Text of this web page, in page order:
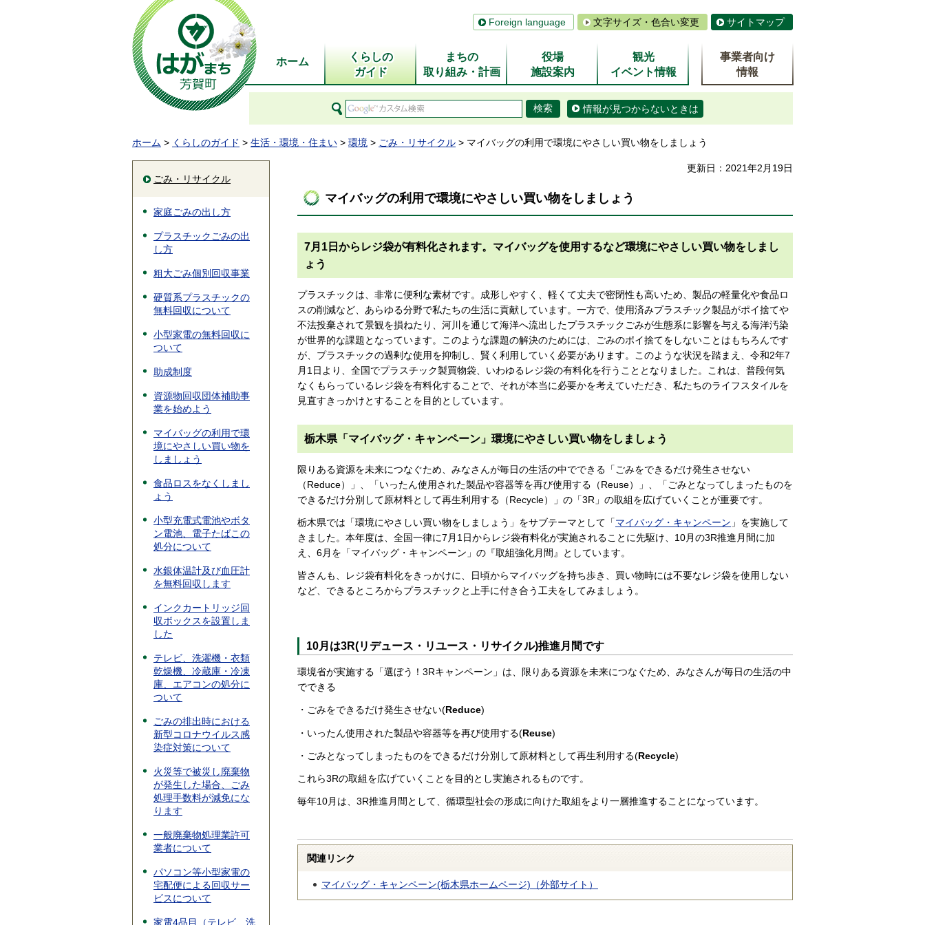
Foreign language 文字サイズ・色合い変更 サイトマップ
ホーム
くらしの
ガイド
まちの
取り組み・計画
役場
施設案内
観光
イベント情報
事業者向け
情報
情報が見つからないときは
ホーム > くらしのガイド > 生活・環境・住まい > 環境 > ごみ・リサイクル > マイバッグの利用で環境にやさしい買い物をしましょう
ごみ・リサイクル
家庭ごみの出し方
プラスチックごみの出
し方
粗大ごみ個別回収事業
硬質系プラスチックの
無料回収について
小型家電の無料回収に
ついて
助成制度
資源物回収団体補助事
業を始めよう
マイバッグの利用で環
境にやさしい買い物を
しましょう
食品ロスをなくしまし
ょう
小型充電式電池やボタ
ン電池、電子たばこの
処分について
水銀体温計及び血圧計
を無料回収します
インクカートリッジ回
収ボックスを設置しま
した
テレビ、洗濯機・衣類
乾燥機、冷蔵庫・冷凍
庫、エアコンの処分に
ついて
ごみの排出時における
新型コロナウイルス感
染症対策について
火災等で被災し廃棄物
が発生した場合、ごみ
処理手数料が減免にな
ります
一般廃棄物処理業許可
業者について
パソコン等小型家電の
宅配便による回収サー
ビスについて
家電4品目（テレビ、洗
更新日：2021年2月19日
マイバッグの利用で環境にやさしい買い物をしましょう
7月1日からレジ袋が有料化されます。マイバッグを使用するなど環境にやさしい買い物をしまし
ょう
プラスチックは、非常に便利な素材です。成形しやすく、軽くて丈夫で密閉性も高いため、製品の軽量化や食品ロ
スの削減など、あらゆる分野で私たちの生活に貢献しています。一方で、使用済みプラスチック製品がポイ捨てや
不法投棄されて景観を損ねたり、河川を通じて海洋へ流出したプラスチックごみが生態系に影響を与える海洋汚染
が世界的な課題となっています。このような課題の解決のためには、ごみのポイ捨てをしないことはもちろんです
が、プラスチックの過剰な使用を抑制し、賢く利用していく必要があります。このような状況を踏まえ、令和2年7
月1日より、全国でプラスチック製買物袋、いわゆるレジ袋の有料化を行うこととなりました。これは、普段何気
なくもらっているレジ袋を有料化することで、それが本当に必要かを考えていただき、私たちのライフスタイルを
見直すきっかけとすることを目的としています。
栃木県「マイバッグ・キャンペーン」環境にやさしい買い物をしましょう
限りある資源を未来につなぐため、みなさんが毎日の生活の中でできる「ごみをできるだけ発生させない
（Reduce）」、「いったん使用された製品や容器等を再び使用する（Reuse）」、「ごみとなってしまったものを
できるだけ分別して原材料として再生利用する（Recycle）」の「3R」の取組を広げていくことが重要です。
栃木県では「環境にやさしい買い物をしましょう」をサブテーマとして「マイバッグ・キャンペーン 」を実施して
きました。本年度は、全国一律に7月1日からレジ袋有料化が実施されることに先駆け、10月の3R推進月間に加
え、6月を「マイバッグ・キャンペーン」の『取組強化月間』としています。
皆さんも、レジ袋有料化をきっかけに、日頃からマイバッグを持ち歩き、買い物時には不要なレジ袋を使用しない
など、できるところからプラスチックと上手に付き合う工夫をしてみましょう。
10月は3R(リデュース・リユース・リサイクル)推進月間です
環境省が実施する「選ぼう！3Rキャンペーン」は、限りある資源を未来につなぐため、みなさんが毎日の生活の中
でできる
・ごみをできるだけ発生させない(Reduce)
・いったん使用された製品や容器等を再び使用する(Reuse)
・ごみとなってしまったものをできるだけ分別して原材料として再生利用する(Recycle)
これら3Rの取組を広げていくことを目的とし実施されるものです。
毎年10月は、3R推進月間として、循環型社会の形成に向けた取組をより一層推進することになっています。
関連リンク
マイバッグ・キャンペーン(栃木県ホームページ)（外部サイト）